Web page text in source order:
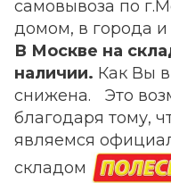
самовывоза по
домом, в города и
В Москве на
наличии. Как Вы
снижена.
Это
благодаря тому,
являемся
складом